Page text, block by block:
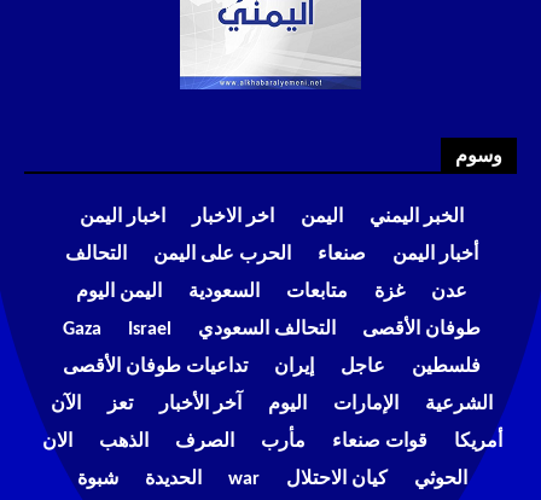
وسوم
الخبر اليمني اليمن اخر الاخبار
اخبار اليمن
أخبار اليمن
صنعاء الحرب على اليمن
التحالف
عدن
غزة متابعات السعودية
اليمن اليوم
طوفان الأقصى
التحالف السعودي Israel
Gaza
فلسطين
عاجل إيران
تداعيات طوفان الأقصى
الشرعية
الإمارات اليوم آخر الأخبار تعز
الآن
أمريكا
قوات صنعاء مأرب الصرف الذهب
الان
الحوثي
كيان الاحتلال war الحديدة شبوة